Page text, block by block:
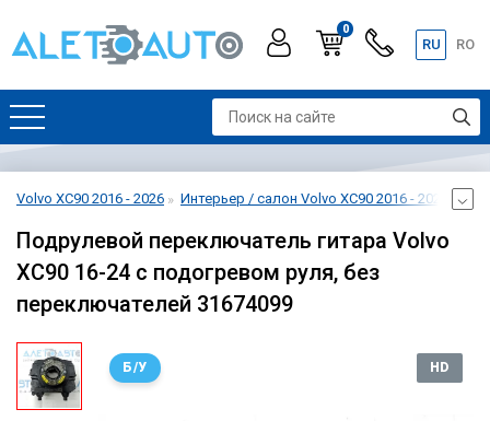
0
RU RO
Volvo XC90 2016 - 2026 Интерьер / салон Volvo XC90 2016 - 2026
Подрулевой переключатель гитара Volvo
XC90 16-24 с подогревом руля, без
переключателей 31674099
Б/У HD